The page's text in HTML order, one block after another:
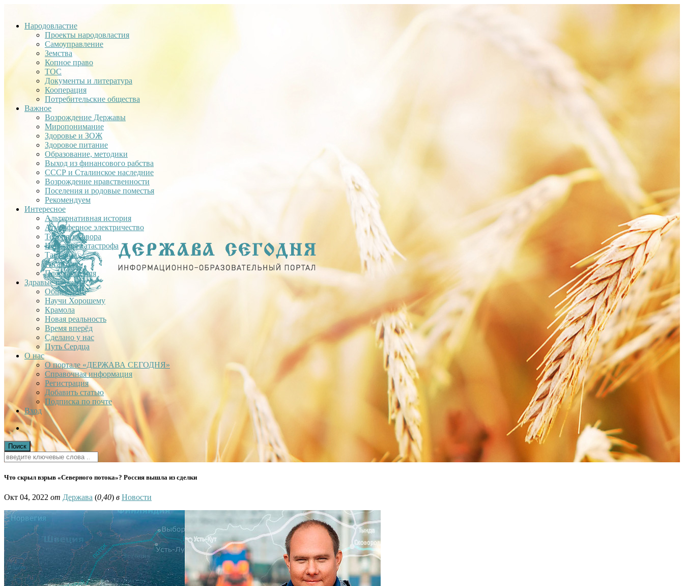
Народовластие
Проекты народовластия
Самоуправление
Земства
Копное право
ТОС
Документы и литература
Кооперация
Потребительские общества
Важное
Возрождение Державы
Миропонимание
Здоровье и ЗОЖ
Здоровое питание
Образование, методики
Выход из финансового рабства
СССР и Сталинское наследние
Возрождение нравственности
Поселения и родовые поместья
Рекомендуем
Интересное
Альтернативная история
Атмосферное электричество
Теория заговора
Недавняя катастрофа
Тартария
Гиганты
Плоская Земля
Здравые проекты
Общее дело
Научи Хорошему
Крамола
Новая реальность
Время вперёд
Сделано у нас
Путь Сердца
О нас
О портале «ДЕРЖАВА СЕГОДНЯ»
Справочная информация
Регистрация
Добавить статью
Подписка по почте
Вход
Что скрыл взрыв «Северного потока»? Россия вышла из сделки
Окт 04, 2022 от Держава (0,40) в Новости